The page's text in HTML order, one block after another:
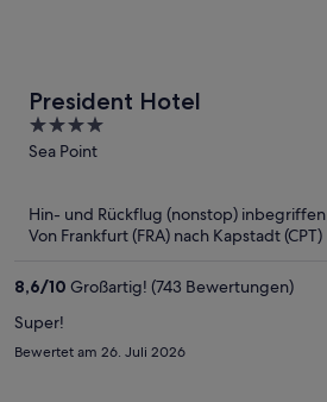
President Hotel
4
out
Sea Point
Hin- und Rückflug (nonstop) inbegriffen
Von Frankfurt (FRA) nach Kapstadt (CPT)
8,6/10 Großartig! (743 Bewertungen)
Super!
Bewertet am 26. Juli 2026